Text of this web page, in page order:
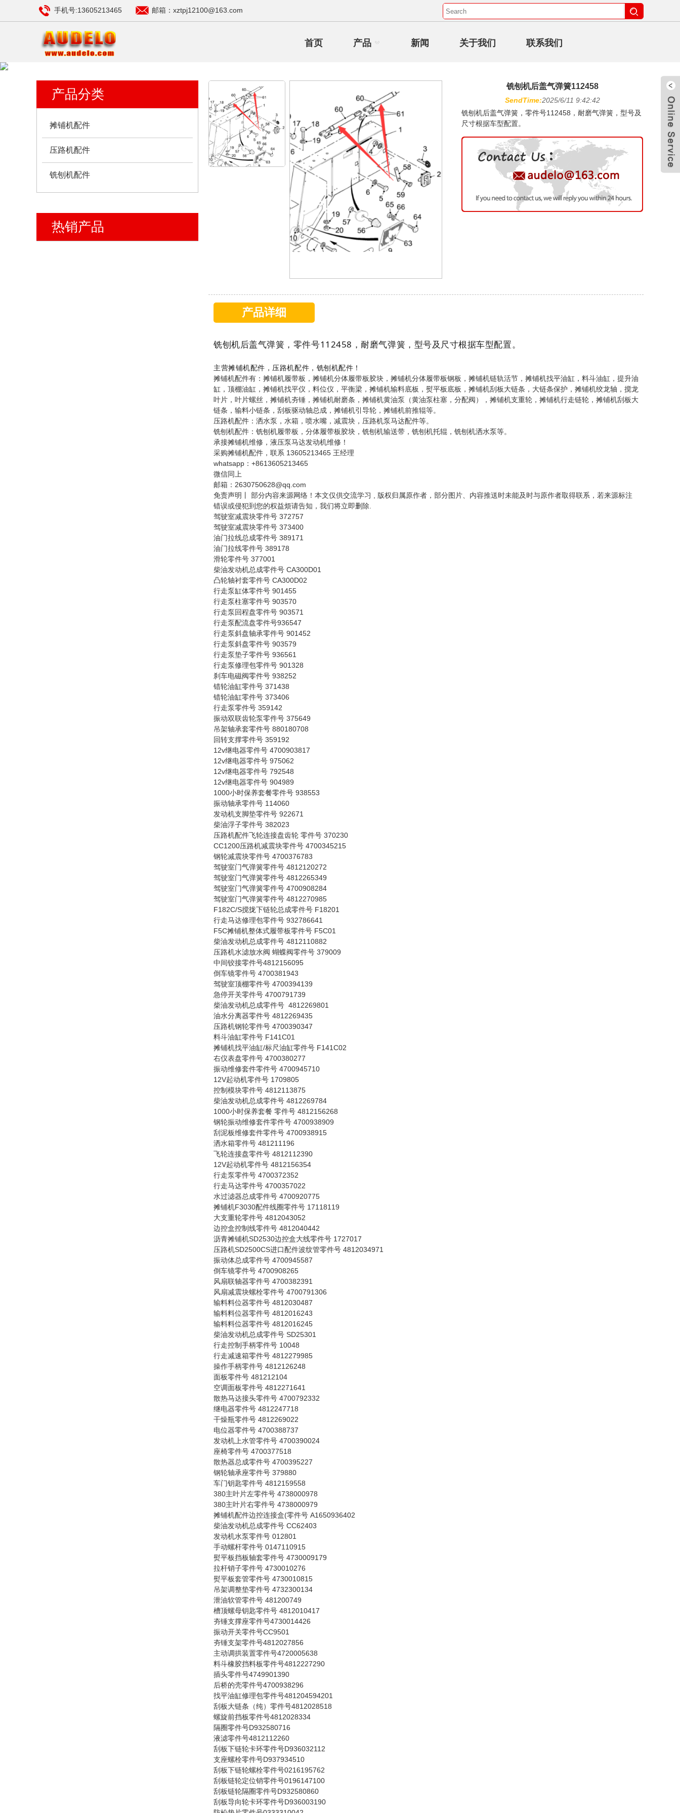
手机号:13605213465 邮箱：xztpj12100@163.com
首页 产品 新闻 关于我们 联系我们
产品分类
摊铺机配件
压路机配件
铣刨机配件
热销产品
铣刨机后盖气弹簧112458
SendTime:2025/6/11 9:42:42
铣刨机后盖气弹簧，零件号112458，耐磨气弹簧，型号及
尺寸根据车型配置。
产品详细
铣刨机后盖气弹簧，零件号112458，耐磨气弹簧，型号及尺寸根据车型配置。
主营摊铺机配件，压路机配件，铣刨机配件！
摊铺机配件有：摊铺机履带板，摊铺机分体履带板胶块，摊铺机分体履带板钢板，摊铺机链轨活节，摊铺机找平油缸，料斗油缸，提升油
缸，顶棚油缸，摊铺机找平仪，料位仪，平衡梁，摊铺机输料底板，熨平板底板，摊铺机刮板大链条，大链条保护，摊铺机绞龙轴，搅龙
叶片，叶片螺丝，摊铺机夯锤，摊铺机耐磨条，摊铺机黄油泵（黄油泵柱塞，分配阀），摊铺机支重轮，摊铺机行走链轮，摊铺机刮板大
链条，输料小链条，刮板驱动轴总成，摊铺机引导轮，摊铺机前推辊等。
压路机配件：洒水泵，水箱，喷水嘴，减震块，压路机泵马达配件等。
铣刨机配件：铣刨机履带板，分体履带板胶块，铣刨机输送带，铣刨机托辊，铣刨机洒水泵等。
承接摊铺机维修，液压泵马达发动机维修！
采购摊铺机配件，联系 13605213465 王经理
whatsapp：+8613605213465
微信同上
邮箱：2630750628@qq.com
免责声明丨 部分内容来源网络！本文仅供交流学习 , 版权归属原作者，部分图片、内容推送时未能及时与原作者取得联系，若来源标注
错误或侵犯到您的权益烦请告知，我们将立即删除.
驾驶室减震块零件号 372757
驾驶室减震块零件号 373400
油门拉线总成零件号 389171
油门拉线零件号 389178
滑轮零件号 377001
柴油发动机总成零件号 CA300D01
凸轮轴衬套零件号 CA300D02
行走泵缸体零件号 901455
行走泵柱塞零件号 903570
行走泵回程盘零件号 903571
行走泵配流盘零件号936547
行走泵斜盘轴承零件号 901452
行走泵斜盘零件号 903579
行走泵垫子零件号 936561
行走泵修理包零件号 901328
刹车电磁阀零件号 938252
错轮油缸零件号 371438
错轮油缸零件号 373406
行走泵零件号 359142
振动双联齿轮泵零件号 375649
吊架轴承套零件号 880180708
回转支撑零件号 359192
12v继电器零件号 4700903817
12v继电器零件号 975062
12v继电器零件号 792548
12v继电器零件号 904989
1000小时保养套餐零件号 938553
振动轴承零件号 114060
发动机支脚垫零件号 922671
柴油浮子零件号 382023
压路机配件飞轮连接盘齿轮 零件号 370230
CC1200压路机减震块零件号 4700345215
钢轮减震块零件号 4700376783
驾驶室门气弹簧零件号 4812120272
驾驶室门气弹簧零件号 4812265349
驾驶室门气弹簧零件号 4700908284
驾驶室门气弹簧零件号 4812270985
F182C/S搅拢下链轮总成零件号 F18201
行走马达修理包零件号 932786641
F5C摊铺机整体式履带板零件号 F5C01
柴油发动机总成零件号 4812110882
压路机水滤放水阀 蝴蝶阀零件号 379009
中间铰接零件号4812156095
倒车镜零件号 4700381943
驾驶室顶棚零件号 4700394139
急停开关零件号 4700791739
柴油发动机总成零件号 4812269801
油水分离器零件号 4812269435
压路机钢轮零件号 4700390347
料斗油缸零件号 F141C01
摊铺机找平油缸/标尺油缸零件号 F141C02
右仪表盘零件号 4700380277
振动维修套件零件号 4700945710
12V起动机零件号 1709805
控制模块零件号 4812113875
柴油发动机总成零件号 4812269784
1000小时保养套餐 零件号 4812156268
钢轮振动维修套件零件号 4700938909
刮泥板维修套件零件号 4700938915
洒水箱零件号 481211196
飞轮连接盘零件号 4812112390
12V起动机零件号 4812156354
行走泵零件号 4700372352
行走马达零件号 4700357022
水过滤器总成零件号 4700920775
摊铺机F3030配件线圈零件号 17118119
大支重轮零件号 4812043052
边控盒控制线零件号 4812040442
沥青摊铺机SD2530边控盒大线零件号 1727017
压路机SD2500CS进口配件波纹管零件号 4812034971
振动体总成零件号 4700945587
倒车镜零件号 4700908265
风扇联轴器零件号 4700382391
风扇减震块螺栓零件号 4700791306
输料料位器零件号 4812030487
输料料位器零件号 4812016243
输料料位器零件号 4812016245
柴油发动机总成零件号 SD25301
行走控制手柄零件号 10048
行走减速箱零件号 4812279985
操作手柄零件号 4812126248
面板零件号 481212104
空调面板零件号 4812271641
散热马达接头零件号 4700792332
继电器零件号 4812247718
干燥瓶零件号 4812269022
电位器零件号 4700388737
发动机上水管零件号 4700390024
座椅零件号 4700377518
散热器总成零件号 4700395227
钢轮轴承座零件号 379880
车门钥匙零件号 4812159558
380主叶片左零件号 4738000978
380主叶片右零件号 4738000979
摊铺机配件边控连接盒(零件号 A1650936402
柴油发动机总成零件号 CC62403
发动机水泵零件号 012801
手动螺杆零件号 0147110915
熨平板挡板轴套零件号 4730009179
拉杆销子零件号 4730010276
熨平板套管零件号 4730010815
吊架调整垫零件号 4732300134
泄油软管零件号 481200749
槽顶螺母钥匙零件号 4812010417
夯锤支撑座零件号4730014426
振动开关零件号CC9501
夯锤支架零件号4812027856
主动调拱装置零件号4720005638
料斗橡胶挡料板零件号4812227290
插头零件号4749901390
后桥的壳零件号4700938296
找平油缸修理包零件号481204594201
刮板大链条（纯）零件号4812028518
螺旋前挡板零件号4812028334
隔圈零件号D932580716
液滤零件号4812112260
刮板下链轮卡环零件号D936032112
支座螺栓零件号D937934510
刮板下链轮螺栓零件号0216195762
刮板链轮定位销零件号0196147100
刮板链轮隔圈零件号D932580860
刮板导向轮卡环零件号D936003190